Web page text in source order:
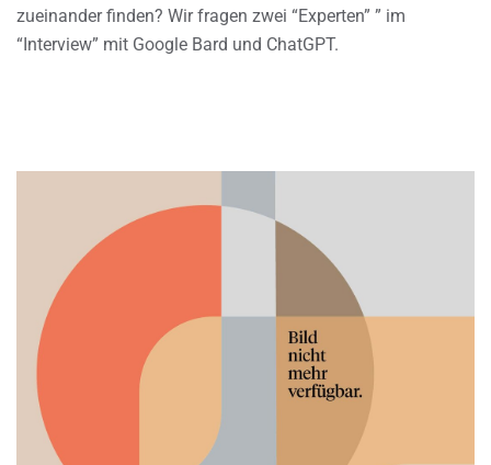
zueinander finden? Wir fragen zwei “Experten” ” im
“Interview” mit Google Bard und ChatGPT.